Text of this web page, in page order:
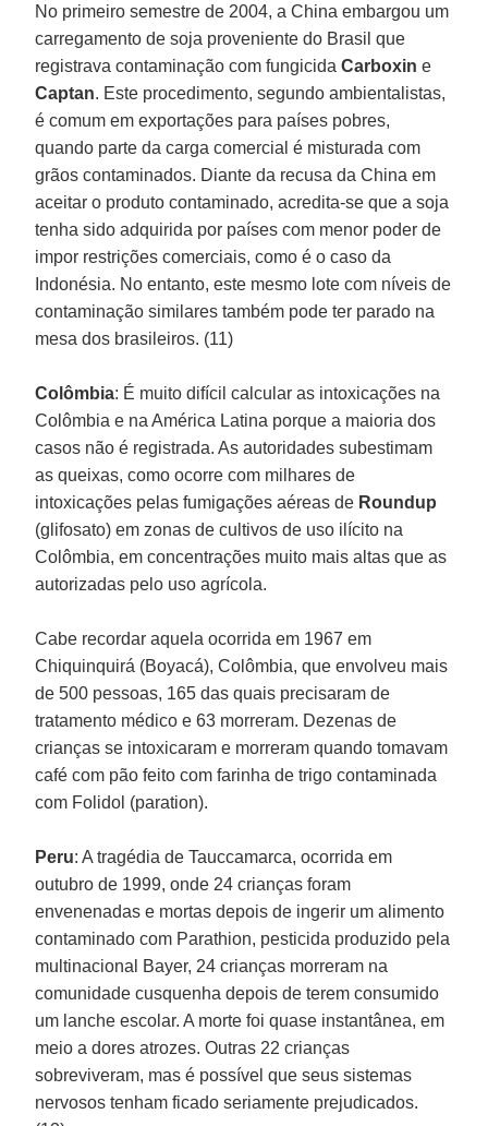
No primeiro semestre de 2004, a China embargou um
carregamento de soja proveniente do Brasil que
registrava contaminação com fungicidaCarboxine
Captan. Este procedimento, segundo ambientalistas,
é comum em exportações para países pobres,
quando parte da carga comercial é misturada com
grãos contaminados. Diante da recusa da China em
aceitar o produto contaminado, acredita-se que a soja
tenha sido adquirida por países com menor poder de
impor restrições comerciais, como é o caso da
Indonésia. No entanto, este mesmo lote com níveis de
contaminação similares também pode ter parado na
mesa dos brasileiros. (11)
Colômbia: É muito difícil calcular as intoxicações na
Colômbia e na América Latina porque a maioria dos
casos não é registrada. As autoridades subestimam
as queixas, como ocorre com milhares de
intoxicações pelas fumigações aéreas de Roundup
(glifosato) em zonas de cultivos de uso ilícito na
Colômbia, em concentrações muito mais altas que as
autorizadas pelo uso agrícola.
Cabe recordar aquela ocorrida em 1967 em
Chiquinquirá (Boyacá), Colômbia, que envolveu mais
de 500 pessoas, 165 das quais precisaram de
tratamento médico e 63 morreram. Dezenas de
crianças se intoxicaram e morreram quando tomavam
café com pão feito com farinha de trigo contaminada
com Folidol (paration).
Peru: A tragédia de Tauccamarca, ocorrida em
outubro de 1999, onde 24 crianças foram
envenenadas e mortas depois de ingerir um alimento
contaminado com Parathion, pesticida produzido pela
multinacional Bayer, 24 crianças morreram na
comunidade cusquenha depois de terem consumido
um lanche escolar. A morte foi quase instantânea, em
meio a dores atrozes. Outras 22 crianças
sobreviveram, mas é possível que seus sistemas
nervosos tenham ficado seriamente prejudicados.